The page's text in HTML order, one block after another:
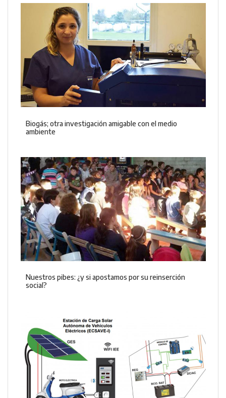
Biogás; otra investigación amigable con el medio
ambiente
Nuestros pibes: ¿y si apostamos por su reinserción
social?